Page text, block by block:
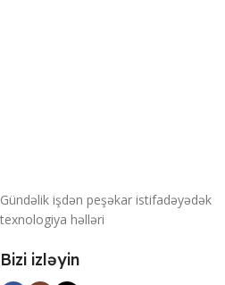
Gündəlik işdən peşəkar istifadəyədək
texnologiya həlləri
Bizi izləyin